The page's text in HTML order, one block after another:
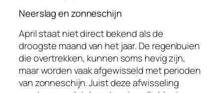
Neerslag en zonneschijn
April staat niet direct bekend als de
droogste maand van het jaar. De regenbuien
die overtrekken, kunnen soms hevig zijn,
maar worden vaak afgewisseld met perioden
van zonneschijn. Juist deze afwisseling